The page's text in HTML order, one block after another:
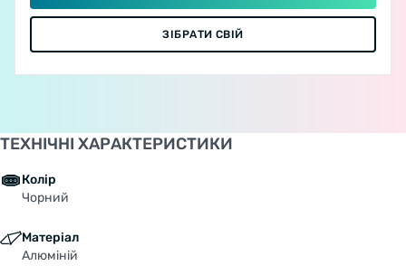
ЗІБРАТИ СВІЙ
ТЕХНІЧНІ ХАРАКТЕРИСТИКИ
Колір
Чорний
Матеріал
Алюміній